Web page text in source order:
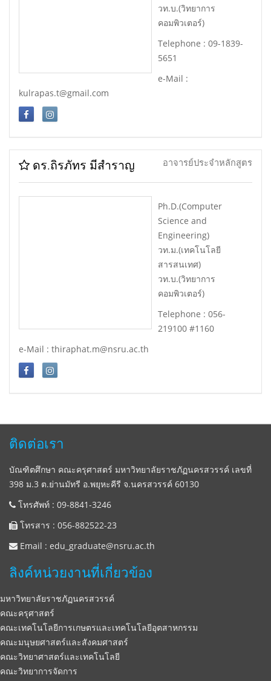
วท.บ.(วิทยาการ
คอมพิวเตอร์)
Telephone : 09-1839-
5651
e-Mail :
kulrapas.t@gmail.com
ดร.ถิรภัทร มีสำราญ อาจารย์ประจำหลักสูตร
Ph.D.(Computer
Science and
Engineering)
วท.ม.(เทคโนโลยี
สารสนเทศ)
วท.บ.(วิทยาการ
คอมพิวเตอร์)
Telephone : 056-
219100 #1160
e-Mail : thiraphat.m@nsru.ac.th
ติดต่อเรา
บัณฑิตศึกษา คณะครุศาสตร์ มหาวิทยาลัยราชภัฏนครสวรรค์ เลขที่
398 ม.3 ต.ย่านมัทรี อ.พยุหะคีรี จ.นครสวรรค์ 60130
โทรศัพท์ : 09-8841-3246
โทรสาร : 056-882522-23
Email : edu_graduate@nsru.ac.th
ลิงค์หน่วยงานที่เกี่ยวข้อง
มหาวิทยาลัยราชภัฏนครสวรรค์
คณะครุศาสตร์
คณะเทคโนโลยีการเกษตรและเทคโนโลยีอุตสาหกรรม
คณะมนุษยศาสตร์และสังคมศาสตร์
คณะวิทยาศาสตร์และเทคโนโลยี
คณะวิทยาการจัดการ